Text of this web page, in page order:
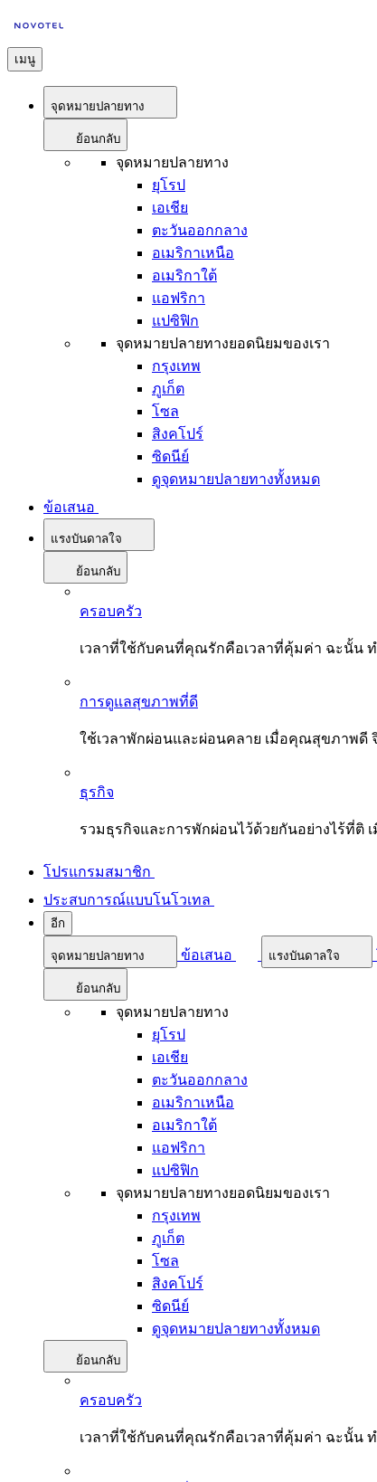
เมนู
จุดหมายปลายทาง
ย้อนกลับ
จุดหมายปลายทาง
ยุโรป
เอเชีย
ตะวันออกกลาง
อเมริกาเหนือ
อเมริกาใต้
แอฟริกา
แปซิฟิก
จุดหมายปลายทางยอดนิยมของเรา
กรุงเทพ
ภูเก็ต
โซล
สิงคโปร์
ซิดนีย์
ดูจุดหมายปลายทางทั้งหมด
ข้อเสนอ
แรงบันดาลใจ
ย้อนกลับ
ครอบครัว
เวลาที่ใช้กับคนที่คุณรักคือเวลาที่คุ้มค่า ฉะนั้น
การดูแลสุขภาพที่ดี
ใช้เวลาพักผ่อนและผ่อนคลาย เมื่อคุณสุขภาพดี
ธุรกิจ
รวมธุรกิจและการพักผ่อนไว้ด้วยกันอย่างไร้ที่ติ
โปรแกรมสมาชิก
ประสบการณ์แบบโนโวเทล
อีก
จุดหมายปลายทาง ข้อเสนอ แรงบันดาลใจ
ย้อนกลับ
จุดหมายปลายทาง
ยุโรป
เอเชีย
ตะวันออกกลาง
อเมริกาเหนือ
อเมริกาใต้
แอฟริกา
แปซิฟิก
จุดหมายปลายทางยอดนิยมของเรา
กรุงเทพ
ภูเก็ต
โซล
สิงคโปร์
ซิดนีย์
ดูจุดหมายปลายทางทั้งหมด
ย้อนกลับ
ครอบครัว
เวลาที่ใช้กับคนที่คุณรักคือเวลาที่คุ้มค่า ฉะนั้น